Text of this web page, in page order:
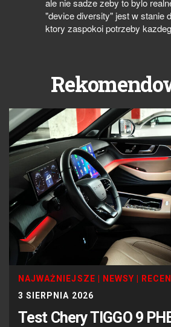
ale nie sadze zeby to bylo
"device diversity" jest w stanie
ktory zaspokoi potrzeby
NAJWAŻNIEJSZE NEWSY
3 SIERPNIA 2026
Test Chery TIGGO 9